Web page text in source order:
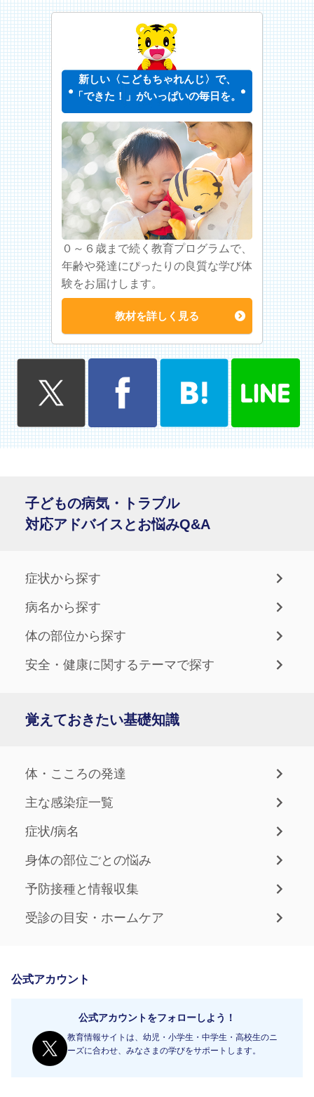
新しい〈こどもちゃれんじ〉で、
「できた！」がいっぱいの毎日を。
０～６歳まで続く教育プログラムで、
年齢や発達にぴったりの良質な学び体
験をお届けします。
教材を詳しく見る
子どもの病気・トラブル
対応アドバイスとお悩みQ&A
症状から探す
病名から探す
体の部位から探す
安全・健康に関するテーマで探す
覚えておきたい基礎知識
体・こころの発達
主な感染症一覧
症状/病名
身体の部位ごとの悩み
予防接種と情報収集
受診の目安・ホームケア
公式アカウント
公式アカウントをフォローしよう！
教育情報サイトは、幼児・小学生・中学生・高校生のニ
ーズに合わせ、みなさまの学びをサポートします。